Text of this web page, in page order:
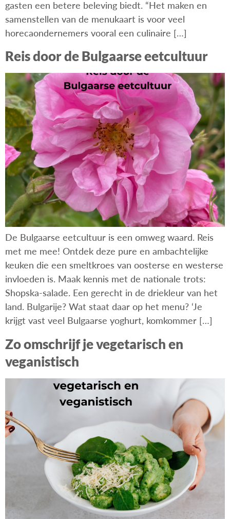
gasten een betere beleving biedt. “Het maken en
samenstellen van de menukaart is voor veel
horecaondernemers vooral een culinaire […]
Reis door de Bulgaarse eetcultuur
De Bulgaarse eetcultuur is een omweg waard. Reis
met me mee! Ontdek deze pure en ambachtelijke
keuken die een smeltkroes van oosterse en westerse
invloeden is. Maak kennis met de nationale trots:
Shopska-salade. Een gerecht in de driekleur van het
land. Bulgarije? Wat staat daar op het menu? ‘Je
krijgt vast veel Bulgaarse yoghurt, komkommer […]
Zo omschrijf je vegetarisch en
veganistisch